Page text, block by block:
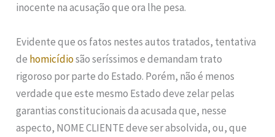
inocente na acusação que ora lhe pesa.
Evidente que os fatos nestes autos tratados, tentativa
de homicídiosão seríssimos e demandam trato
rigoroso por parte do Estado. Porém, não é menos
verdade que este mesmo Estado deve zelar pelas
garantias constitucionais da acusada que, nesse
aspecto, NOME CLIENTE deve ser absolvida, ou, que